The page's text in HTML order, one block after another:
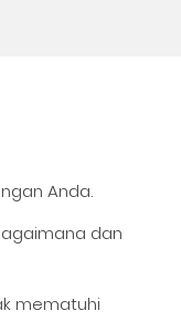
Anda.
dan
mematuhi